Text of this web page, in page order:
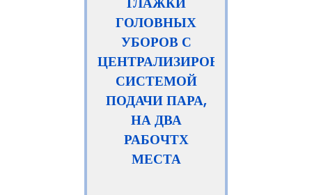
ГОЛОВНЫХ
УБОРОВ С
ЦЕНТРАЛИЗИРОВАННОЙ
СИСТЕМОЙ
ПОДАЧИ ПАРА,
НА ДВА
РАБОЧТХ
МЕСТА